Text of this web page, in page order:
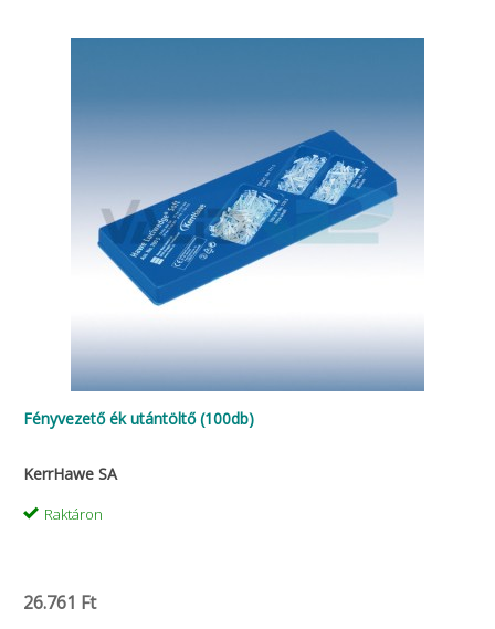
Fényvezető ék utántöltő (100db)
KerrHawe SA
Raktáron
26.761 Ft